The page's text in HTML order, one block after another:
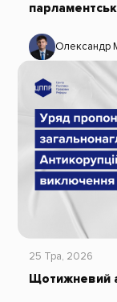
Олександр
25 Тра, 2026
Щотижневий